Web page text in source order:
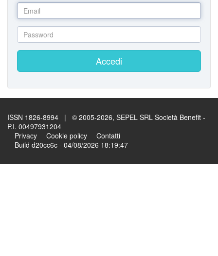
Accedi
ISSN 1826-8994 | © 2005-2026, SEPEL SRL Società Benefit -
P.I. 00497931204
Privacy
Cookie policy
Contatti
Build d20cc6c - 04/08/2026 18:19:47